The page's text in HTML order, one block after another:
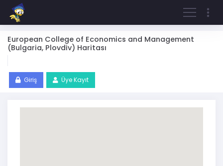
European College of Economics and Management
(Bulgaria, Plovdiv) Haritası
Giriş Üye Kayıt